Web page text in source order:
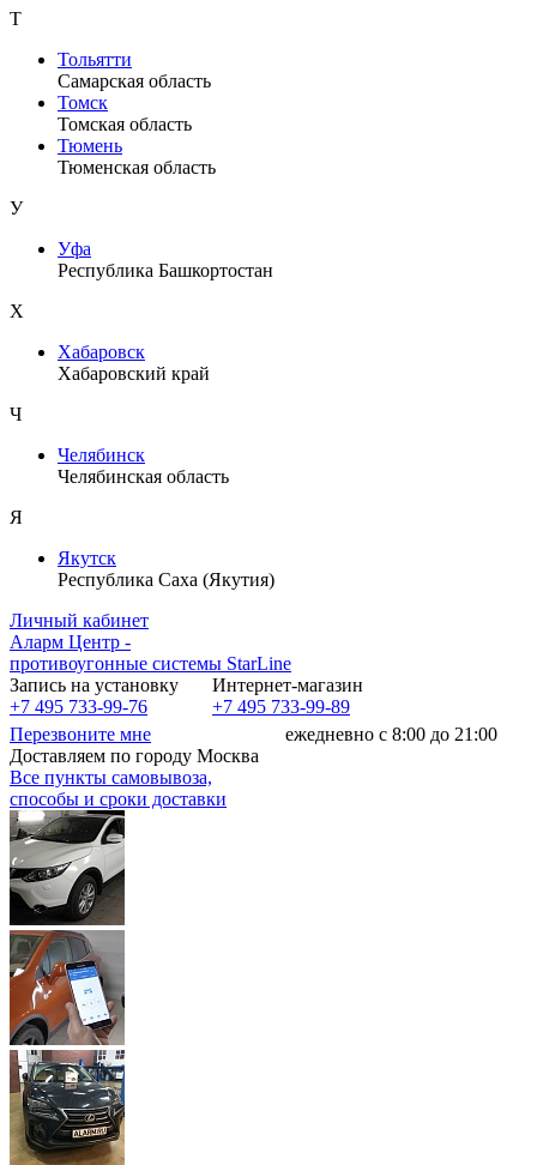
Т
Тольятти
Самарская область
Томск
Томская область
Тюмень
Тюменская область
У
Уфа
Республика Башкортостан
Х
Хабаровск
Хабаровский край
Ч
Челябинск
Челябинская область
Я
Якутск
Республика Саха (Якутия)
Личный кабинет
Аларм Центр -
противоугонные системы StarLine
Запись на установку
+7 495 733-99-76
Интернет-магазин
+7 495 733-99-89
Перезвоните мне
ежедневно с 8:00 до 21:00
Доставляем по городу Москва
Все пункты самовывоза,
способы и сроки доставки